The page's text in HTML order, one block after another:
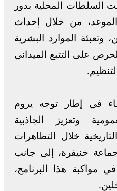
السلطات المحلية بدور
من خلال إحداث
وتعبئة الموارد البشرية
على التتبع الميداني
في إطار توجه يروم
وتعزيز الجاذبية
خلال التظاهرات
خنيفرة، إلى جانب
مواكبة هذا البرنامج،